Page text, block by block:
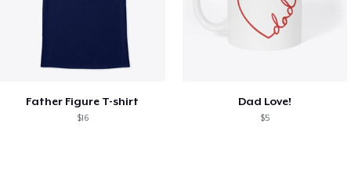
Father Figure T-shirt
$16
Dad Love!
$5